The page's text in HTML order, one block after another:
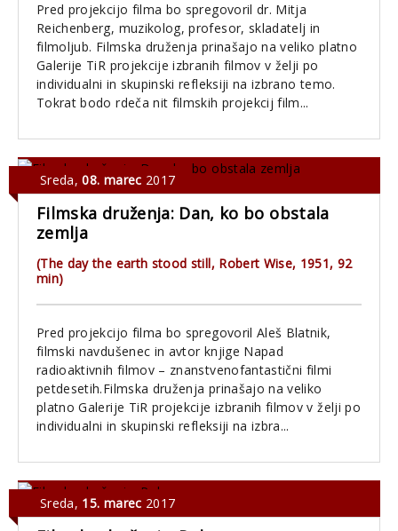
Pred projekcijo filma bo spregovoril dr. Mitja
Reichenberg, muzikolog, profesor, skladatelj in
filmoljub. Filmska druženja prinašajo na veliko platno
Galerije TiR projekcije izbranih filmov v želji po
individualni in skupinski refleksiji na izbrano temo.
Tokrat bodo rdeča nit filmskih projekcij film...
Sreda,08. marec 2017
Filmska druženja: Dan, ko bo obstala
zemlja
(The day the earth stood still, Robert Wise, 1951, 92
min)
Pred projekcijo filma bo spregovoril Aleš Blatnik,
filmski navdušenec in avtor knjige Napad
radioaktivnih filmov – znanstvenofantastični filmi
petdesetih.Filmska druženja prinašajo na veliko
platno Galerije TiR projekcije izbranih filmov v želji po
individualni in skupinski refleksiji na izbra...
Sreda, 15. marec 2017